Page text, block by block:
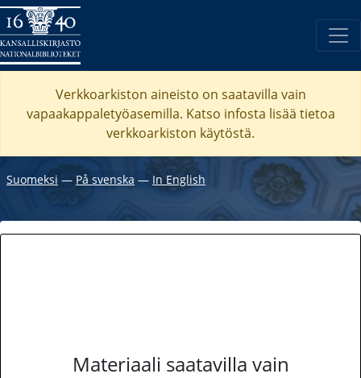
Verkkoarkiston aineisto on saatavilla vain
vapaakappaletyöasemilla. Katso infosta lisää tietoa
verkkoarkiston käytöstä.
Suomeksi ― På svenska ―In English
Materiaali saatavilla vain